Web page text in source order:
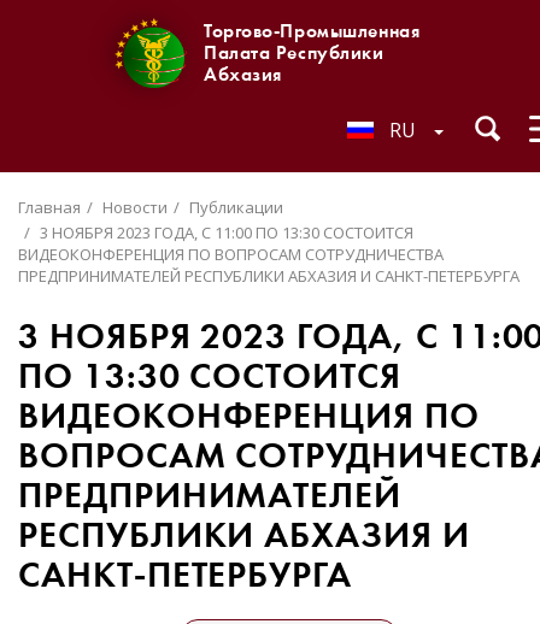
Торгово-Промышленная
Палата Республики
Абхазия
RU
Главная Новости
Публикации
3 НОЯБРЯ 2023 ГОДА, С 11:00 ПО 13:30 СОСТОИТСЯ
ВИДЕОКОНФЕРЕНЦИЯ ПО ВОПРОСАМ СОТРУДНИЧЕСТВА
ПРЕДПРИНИМАТЕЛЕЙ РЕСПУБЛИКИ АБХАЗИЯ И САНКТ-ПЕТЕРБУРГА
3 НОЯБРЯ 2023 ГОДА, С
ПО 13:30 СОСТОИТСЯ
ВИДЕОКОНФЕРЕНЦИЯ ПО
ВОПРОСАМ
ПРЕДПРИНИМАТЕЛЕЙ
РЕСПУБЛИКИ АБХАЗИЯ И
САНКТ-ПЕТЕРБУРГА